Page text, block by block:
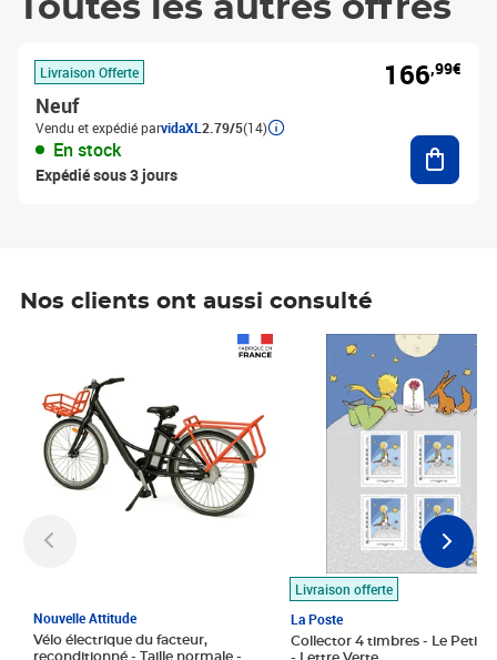
Toutes les autres offres
Livraison Offerte
Neuf
Vendu et expédié parvidaXL 2.79/5(14)
En stock
Expédié sous 3 jours
166,99€
Nos clients ont aussi consulté
Nouvelle Attitude
Vélo électrique du facteur,
reconditionné - Taille normale -
Livraison offerte
La Poste
Collector 4 timbres - Le Petit
Prix 7,50€